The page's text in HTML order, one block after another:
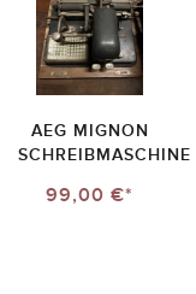
AEG MIGNON
SCHREIBMASCHINE
99,00 €*